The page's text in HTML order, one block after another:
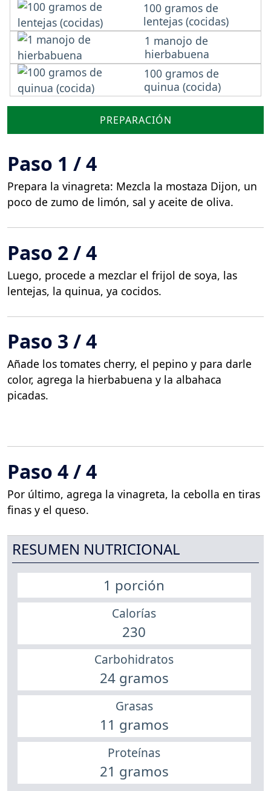
100 gramos de
lentejas (cocidas)
1 manojo de
hierbabuena
100 gramos de
quinua (cocida)
PREPARACIÓN
Paso 1 / 4
Prepara la vinagreta: Mezcla la mostaza Dijon, un
poco de zumo de limón, sal y aceite de oliva.
Paso 2 / 4
Luego, procede a mezclar el frijol de soya, las
lentejas, la quinua, ya cocidos.
Paso 3 / 4
Añade los tomates cherry, el pepino y para darle
color, agrega la hierbabuena y la albahaca
picadas.
Paso 4 / 4
Por último, agrega la vinagreta, la cebolla en tiras
finas y el queso.
RESUMEN NUTRICIONAL
1 porción
Calorías
230
Carbohidratos
24 gramos
Grasas
11 gramos
Proteínas
21 gramos